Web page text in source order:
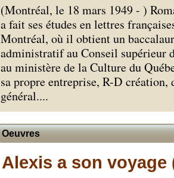
(Montréal, le 18 mars 1949 - )
a fait ses études en lettres
Montréal, où il obtient un
administratif au Conseil supérieur
au ministère de la Culture du
sa propre entreprise, R-D
général....
Oeuvres
Alexis a son voyage